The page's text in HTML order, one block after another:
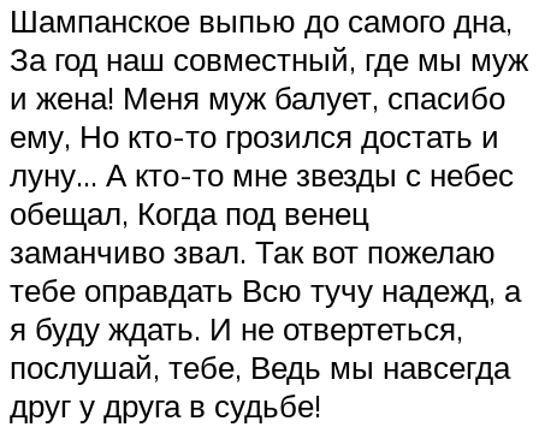
Шампанское выпью до самого дна,
За год наш совместный, где мы муж
и жена! Меня муж балует, спасибо
ему, Но кто-то грозился достать и
луну… А кто-то мне звезды с небес
обещал, Когда под венец
заманчиво звал. Так вот пожелаю
тебе оправдать Всю тучу надежд, а
я буду ждать. И не отвертеться,
послушай, тебе, Ведь мы навсегда
друг у друга в судьбе!